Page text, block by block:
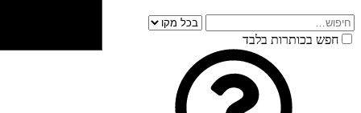
חפש בכותרות בלבד